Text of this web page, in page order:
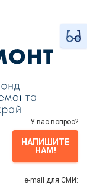
У вас вопрос?
НАПИШИТЕ
НАМ!
e-mail для СМИ: